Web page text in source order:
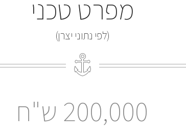
מפרט טכני
(לפי נתוני יצרן)
200,000 ש"ח